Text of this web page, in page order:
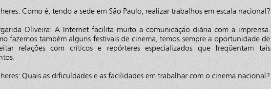
Como é, tendo a sede em São Paulo, realizar trabalhos em escala nacional?
Oliveira: A Internet facilita muito a comunicação diária com a imprensa.
fazemos também alguns festivais de cinema, temos sempre a oportunidade de
relações com críticos e repórteres especializados que freqüentam tais
Quais as dificuldades e as facilidades em trabalhar com o cinema nacional?